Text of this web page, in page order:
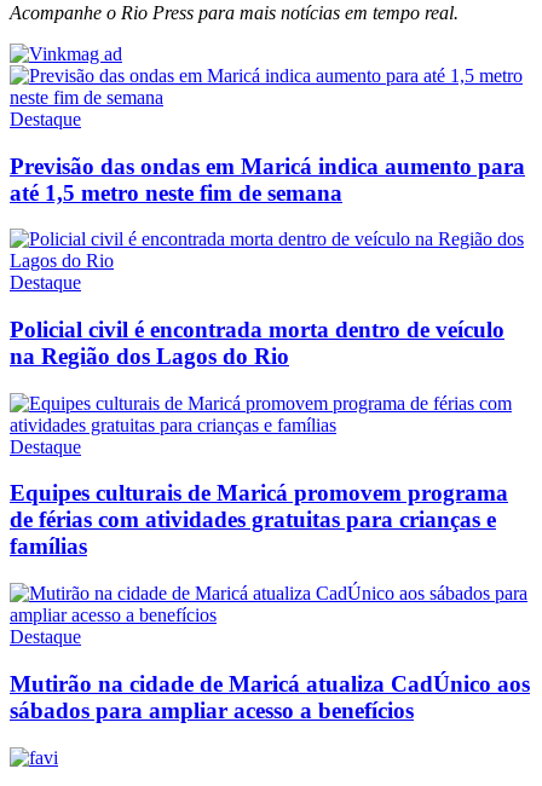
Acompanhe o Rio Press para mais notícias em tempo real.
Destaque
Previsão das ondas em Maricá indica aumento para
até 1,5 metro neste fim de semana
Destaque
Policial civil é encontrada morta dentro de veículo
na Região dos Lagos do Rio
Destaque
Equipes culturais de Maricá promovem programa
de férias com atividades gratuitas para crianças e
famílias
Destaque
Mutirão na cidade de Maricá atualiza CadÚnico aos
sábados para ampliar acesso a benefícios